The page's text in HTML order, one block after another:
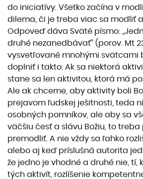
do iniciatívy. Všetko začína v
dilema, či je treba viac sa modliť
Odpoveď dáva Sväté písmo:
druhé nezanedbávať“ (porov. Mt
vysvetľované mnohými svätcami
doplniť i takto: Ak sa niektorá
stane sa len aktivitou, ktorá má
Ale ak chceme, aby aktivity boli
prejavom ľudskej ješitnosti, teda
osobných pomníkov, ale aby sa
väčšiu česť a slávu Božiu, to
premodliť. A nie vždy sa ľahko
alebo aj keď príslušná autorita
že jedno je vhodné a druhé nie, tí,
tých aktivít, rozlíšenie